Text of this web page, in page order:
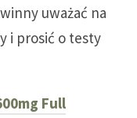
uważać na
i prosić o testy
Full